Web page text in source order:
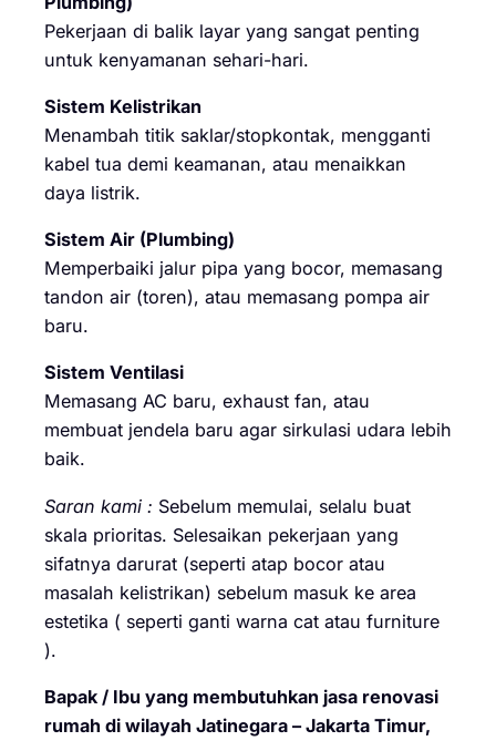
Pekerjaan di balik layar yang sangat penting
untuk kenyamanan sehari-hari.
Sistem Kelistrikan
Menambah titik saklar/stopkontak, mengganti
kabel tua demi keamanan, atau menaikkan
daya listrik.
Sistem Air (Plumbing)
Memperbaiki jalur pipa yang bocor, memasang
tandon air (toren), atau memasang pompa air
baru.
Sistem Ventilasi
Memasang AC baru, exhaust fan, atau
membuat jendela baru agar sirkulasi udara lebih
baik.
Saran kami : Sebelum memulai, selalu buat
skala prioritas. Selesaikan pekerjaan yang
sifatnya darurat (seperti atap bocor atau
masalah kelistrikan) sebelum masuk ke area
estetika ( seperti ganti warna cat atau furniture
).
Bapak / Ibu yang membutuhkan jasa renovasi
rumah di wilayah Jatinegara – Jakarta Timur,